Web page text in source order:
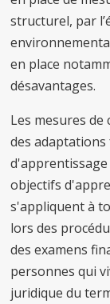
structurel, par
en place
désavantages.
Les mesures
des
objectifs
s'appliquent à
lors des
des examens
personnes qui
juridique du